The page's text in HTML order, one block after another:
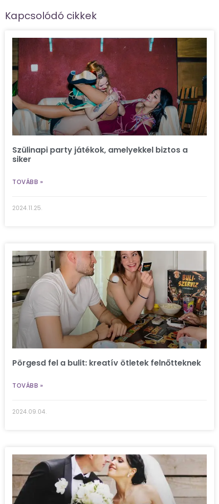
Kapcsolódó cikkek
Szülinapi party játékok, amelyekkel biztos a
siker
TOVÁBB »
2024.11.25.
Pörgesd fel a bulit: kreatív ötletek felnőtteknek
TOVÁBB »
2024.09.04.